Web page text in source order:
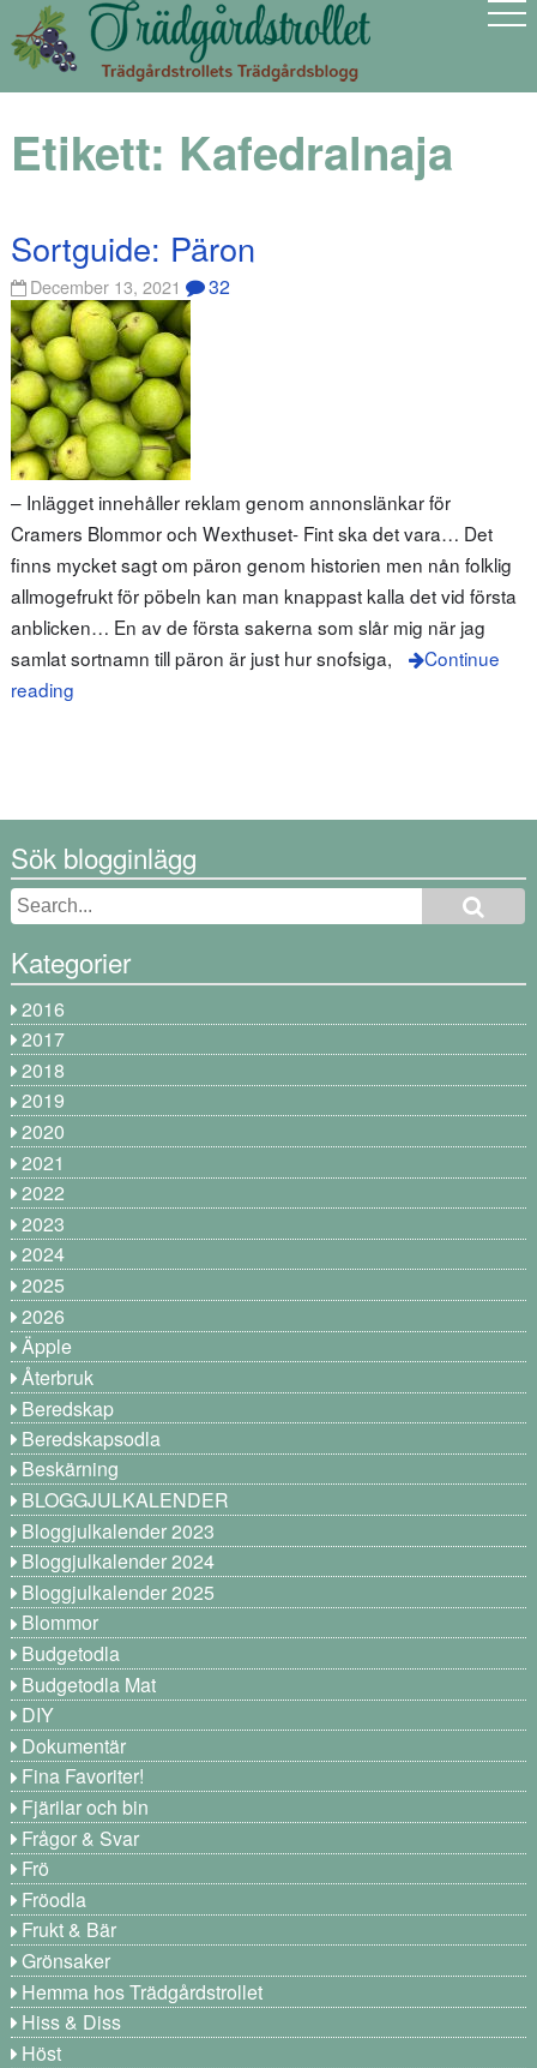
Etikett: Kafedralnaja
Sortguide: Päron
December 13, 2021 32
– Inlägget innehåller reklam genom annonslänkar för
Cramers Blommor och Wexthuset- Fint ska det vara… Det
finns mycket sagt om päron genom historien men nån folklig
allmogefrukt för pöbeln kan man knappast kalla det vid första
anblicken… En av de första sakerna som slår mig när jag
samlat sortnamn till päron är just hur snofsiga,
Continue
reading
Sök blogginlägg
Kategorier
2016
2017
2018
2019
2020
2021
2022
2023
2024
2025
2026
Äpple
Återbruk
Beredskap
Beredskapsodla
Beskärning
BLOGGJULKALENDER
Bloggjulkalender 2023
Bloggjulkalender 2024
Bloggjulkalender 2025
Blommor
Budgetodla
Budgetodla Mat
DIY
Dokumentär
Fina Favoriter!
Fjärilar och bin
Frågor & Svar
Frö
Fröodla
Frukt & Bär
Grönsaker
Hemma hos Trädgårdstrollet
Hiss & Diss
Höst